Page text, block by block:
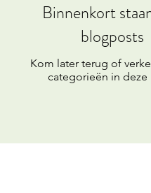
Binnenkort
blogposts
Kom later terug of
categorieën in deze